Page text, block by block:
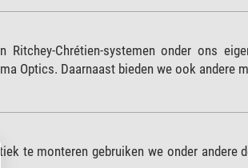
Ritchey-Chrétien-systemen onder ons
Optics. Daarnaast bieden we ook andere
te monteren gebruiken we onder